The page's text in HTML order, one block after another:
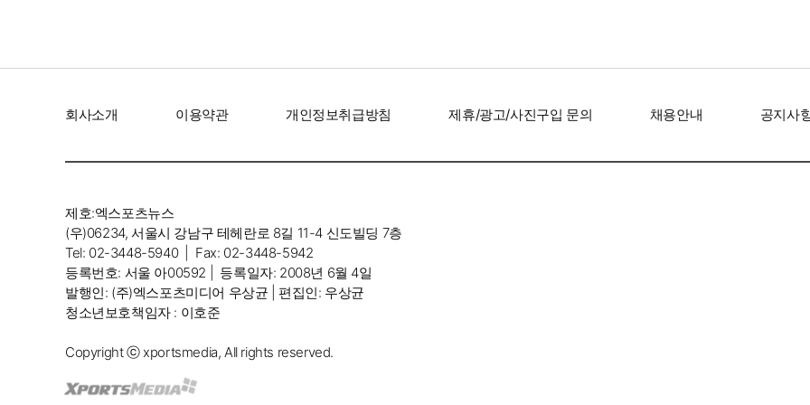
회사소개 이용약관 개인정보취급방침 제휴/광고/사진구입 문의 채용안내 공지사
제호:엑스포츠뉴스
(우)06234, 서울시 강남구 테헤란로 8길 11-4 신도빌딩 7층
Tel: 02-3448-5940 |
Fax: 02-3448-5942
등록번호: 서울 아00592 |
등록일자: 2008년 6월 4일
발행인: (주)엑스포츠미디어 우상균 | 편집인: 우상균
청소년보호책임자 : 이호준
Copyright ⓒ xportsmedia, All rights reserved.